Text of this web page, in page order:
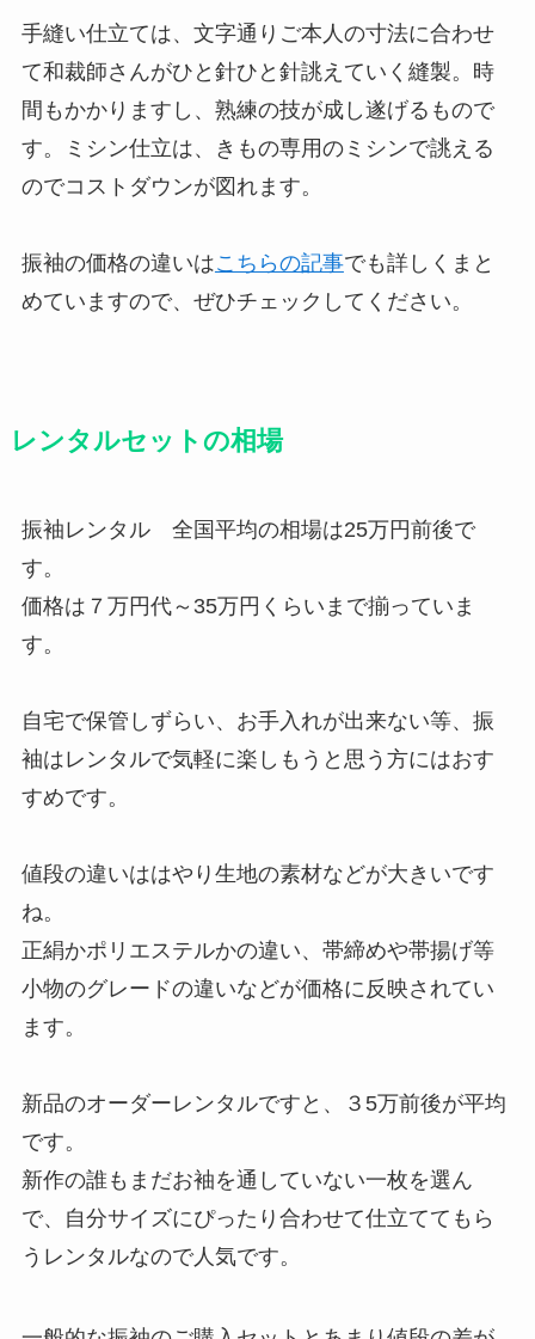
手縫い仕立ては、文字通りご本人の寸法に合わせ
て和裁師さんがひと針ひと針誂えていく縫製。時
間もかかりますし、熟練の技が成し遂げるもので
す。ミシン仕立は、きもの専用のミシンで誂える
のでコストダウンが図れます。
振袖の価格の違いはこちらの記事でも詳しくまと
めていますので、ぜひチェックしてください。
レンタルセットの相場
振袖レンタル 全国平均の相場は25万円前後で
す。
価格は７万円代～35万円くらいまで揃っていま
す。
自宅で保管しずらい、お手入れが出来ない等、振
袖はレンタルで気軽に楽しもうと思う方にはおす
すめです。
値段の違いははやり生地の素材などが大きいです
ね。
正絹かポリエステルかの違い、帯締めや帯揚げ等
小物のグレードの違いなどが価格に反映されてい
ます。
新品のオーダーレンタルですと、３5万前後が平均
です。
新作の誰もまだお袖を通していない一枚を選ん
で、自分サイズにぴったり合わせて仕立ててもら
うレンタルなので人気です。